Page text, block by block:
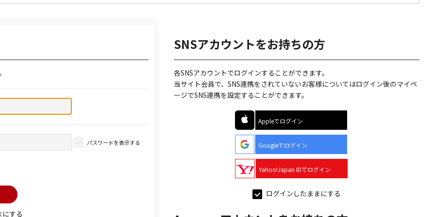
パスワードを表示する
する
SNSアカウントをお持ちの方
各SNSアカウントでログインすることができます。
当サイト会員で、SNS連携をされていないお客様についてはログイン後のマイペ
ージでSNS連携を設定することができます。
Appleでログイン
Googleでログイン
Yahoo!Japan IDでログイン
ログインしたままにする